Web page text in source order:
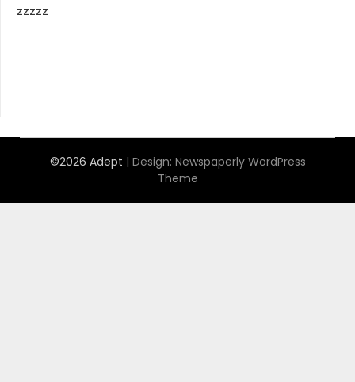
zzzzz
©2026 Adept | Design: Newspaperly WordPress
Theme